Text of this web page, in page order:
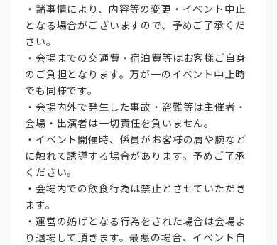
・諸事情により、内容等の変更・イベント中止
となる場合がございますので、予めご了承くだ
さい。
・会場までの交通費・宿泊費等はお客様ご自身
のご負担となります。万が一のイベント中止時
でも同様です。
・会場内外で発生した事故・盗難等は主催者・
会場・出演者は一切責任を負いません。
・イベント開催時、係員がお客様の肩や腕など
に触れて誘導する場合があります。予めご了承
ください。
・会場内での飲食行為は禁止とさせていただき
ます。
・運営の妨げとなる行為をされた場合は会場よ
り退場して頂きます。最悪の場合、イベント自